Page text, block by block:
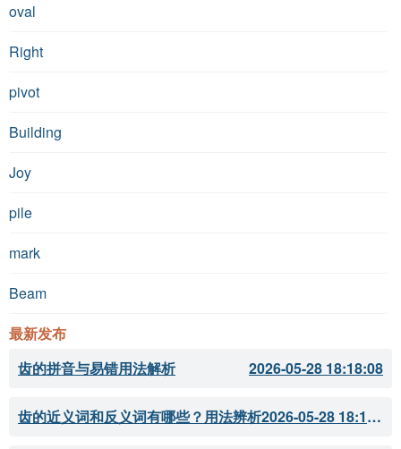
oval
Right
pivot
Building
Joy
pile
mark
Beam
最新发布
齿的拼音与易错用法解析
2026-05-28 18:18:08
齿的近义词和反义词有哪些？用法辨析 2026-05-28 18:18:07